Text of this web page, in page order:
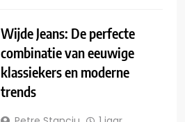
Wijde Jeans: De perfecte
combinatie van eeuwige
klassiekers en moderne
trends